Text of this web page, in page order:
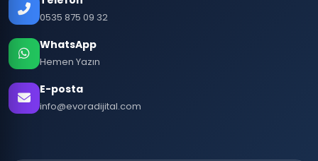
0535 875 09 32
WhatsApp
Hemen Yazın
E-posta
info@evoradijital.com